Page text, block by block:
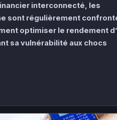
interconnecté, les
sont régulièrement
optimiser le rendement
sa vulnérabilité aux chocs